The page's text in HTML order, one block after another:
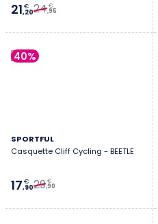
21,20
€ 24,95
€
40%
SPORTFUL
Casquette Cliff Cycling - BEETLE
17,90
€ 29,90
€